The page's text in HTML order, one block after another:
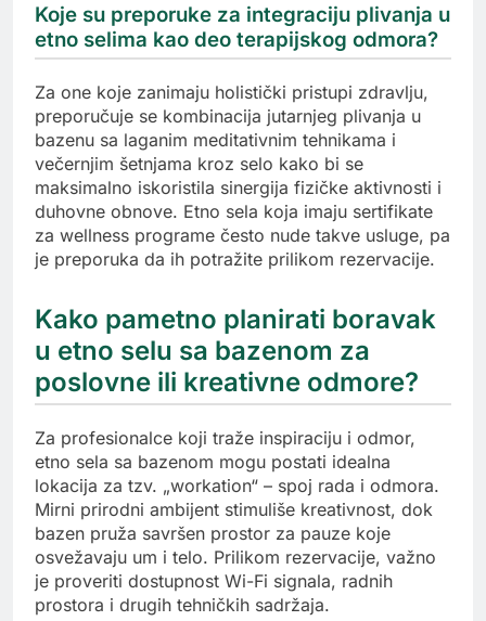
Koje su preporuke za integraciju plivanja u
etno selima kao deo terapijskog odmora?
Za one koje zanimaju holistički pristupi zdravlju,
preporučuje se kombinacija jutarnjeg plivanja u
bazenu sa laganim meditativnim tehnikama i
večernjim šetnjama kroz selo kako bi se
maksimalno iskoristila sinergija fizičke aktivnosti i
duhovne obnove. Etno sela koja imaju sertifikate
za wellness programe često nude takve usluge, pa
je preporuka da ih potražite prilikom rezervacije.
Kako pametno planirati boravak
u etno selu sa bazenom za
poslovne ili kreativne odmore?
Za profesionalce koji traže inspiraciju i odmor,
etno sela sa bazenom mogu postati idealna
lokacija za tzv. „workation“ – spoj rada i odmora.
Mirni prirodni ambijent stimuliše kreativnost, dok
bazen pruža savršen prostor za pauze koje
osvežavaju um i telo. Prilikom rezervacije, važno
je proveriti dostupnost Wi-Fi signala, radnih
prostora i drugih tehničkih sadržaja.